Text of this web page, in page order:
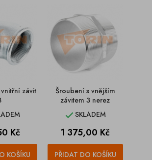
závit
Kč
KOŠÍKU
Šroubení s vnějším
závitem 3 nerez
SKLADEM
Cena
1 375,00 Kč
PŘIDAT DO KOŠÍKU